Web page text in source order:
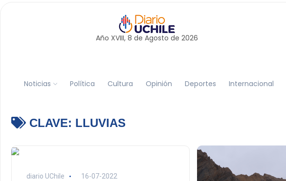
Año XVIII, 8 de Agosto de 2026
Noticias Política Cultura Opinión Deportes Internacional
CLAVE: LLUVIAS
diario UChile 16-07-2022